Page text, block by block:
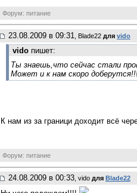
Форум: питание
23.08.2009 в 09:31 , Blade22 для vido
vido пишет:
Ты знаешь,что сейчас стали
Может и к нам скоро
К нам из за граници доходит всё
Форум: питание
24.08.2009 в 00:33, vido для Blade22